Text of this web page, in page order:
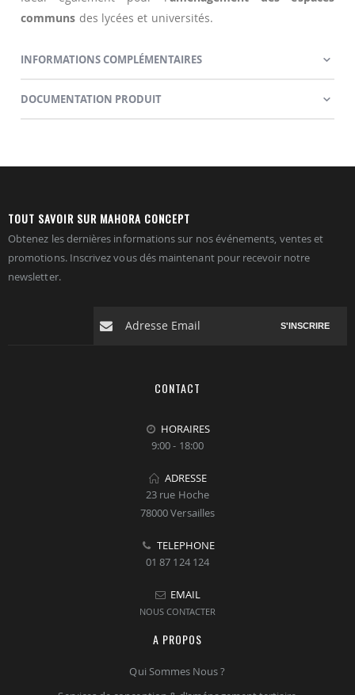
communs des lycées et universités.
INFORMATIONS COMPLÉMENTAIRES
DOCUMENTATION PRODUIT
TOUT SAVOIR SUR MAHORA CONCEPT
Obtenez les dernières informations sur nos événements, ventes et
promotions. Inscrivez vous dés maintenant pour recevoir notre
newsletter.
S'INSCRIRE
CONTACT
HORAIRES
9:00 - 18:00
ADRESSE
23 rue Hoche
78000 Versailles
TELEPHONE
01 87 124 124
EMAIL
NOUS CONTACTER
A PROPOS
Qui Sommes Nous ?